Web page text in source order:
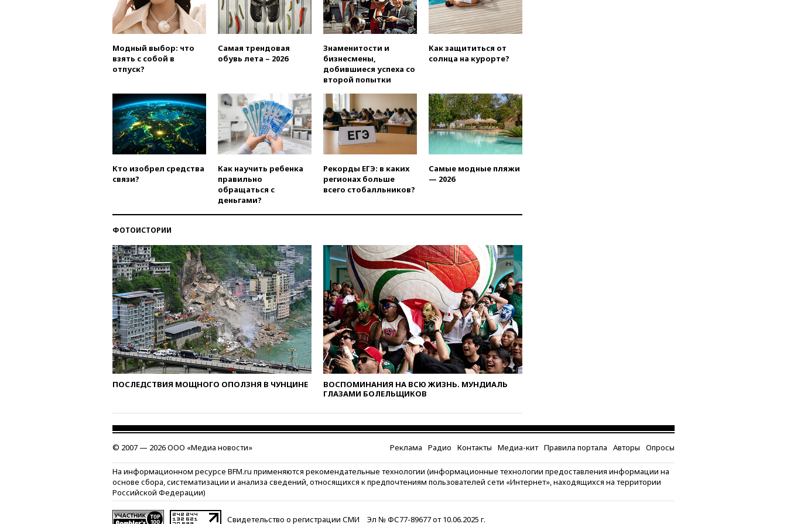
обречены на провал
02:00
Ни один водоем Англии
химической безопасности
01:00
00:01
Трамп заявил о
необходимости пополнения
арсенала США
вчера, 23:28Слуцкий призвал
признать «Яблоко»
нежелательной организацией
вчера, 23:15В Смоленске
ребенок и женщина погибли
время урагана
пятницу ожидаются ливни
вчера, 22:35Винисиус
продлил контракт с «Реалом»
до 2032 года
вчера, 22:28Отказаться от
российского гражданства
станет значительно дороже
вчера, 22:20Путин назвал 76-ю
гвардейскую десантно-
штурмовую дивизию
легендарной
вчера, 22:15
Путин заслушал
доклад о ситуации на
добропольском направлении
вчера, 21:58Генпрокуратура
РФ американский Human
Rights Foundation
вчера, 21:35 «Аэрофлот»
и Геленджик
вчера, 21:25 Руслан Терновой
Модный выбор: что
взять с собой в
отпуск?
Самая трендовая
обувь лета – 2026
Знаменитости и
бизнесмены,
добившиеся успеха со
второй попытки
Как защититься от
солнца на курорте?
Кто изобрел средства
связи?
Как научить ребенка
правильно
обращаться с
деньгами?
Рекорды ЕГЭ: в каких
регионах больше
всего стобалльников?
Самые модные пляжи
— 2026
ФОТОИСТОРИИ
ПОСЛЕДСТВИЯ МОЩНОГО ОПОЛЗНЯ В ЧУНЦИНЕ
ВОСПОМИНАНИЯ НА ВСЮ ЖИЗНЬ. МУНДИАЛЬ
ГЛАЗАМИ БОЛЕЛЬЩИКОВ
© 2007 — 2026 ООО «Медиа новости» Реклама Радио Контакты Медиа-кит Правила портала Авторы Опросы
На информационном ресурсе BFM.ru применяются рекомендательные технологии (информационные технологии предоставления информации на
основе сбора, систематизации и анализа сведений, относящихся к предпочтениям пользователей сети «Интернет», находящихся на территории
Российской Федерации)
Свидетельство о регистрации СМИ Эл № ФС77-89677 от 10.06.2025 г.